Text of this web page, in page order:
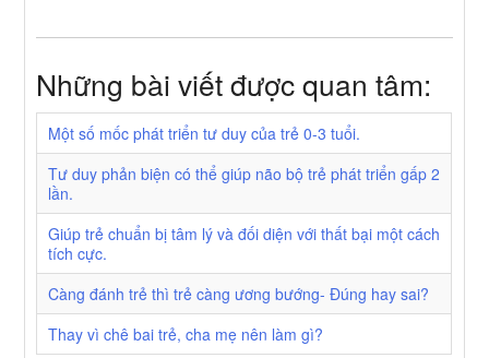
Những bài viết được quan tâm:
Một số mốc phát triển tư duy của trẻ 0-3 tuổi.
Tư duy phản biện có thể giúp não bộ trẻ phát triển gấp 2
lần.
Giúp trẻ chuẩn bị tâm lý và đối diện với thất bại một cách
tích cực.
Càng đánh trẻ thì trẻ càng ương bướng- Đúng hay sai?
Thay vì chê bai trẻ, cha mẹ nên làm gì?